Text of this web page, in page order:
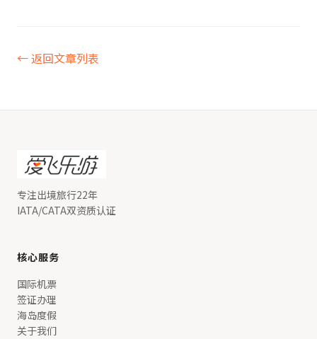
← 返回文章列表
专注出境旅行22年
IATA/CATA双资质认证
核心服务
国际机票
签证办理
海岛度假
关于我们